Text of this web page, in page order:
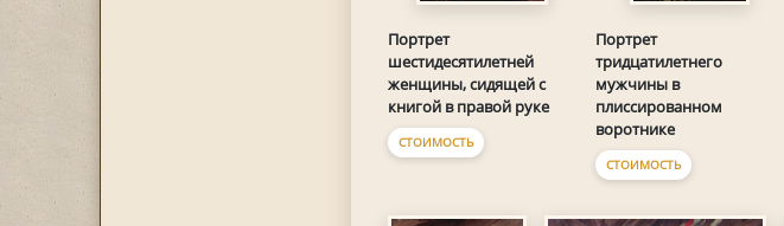
Портрет
шестидесятилетней
женщины, сидящей с
книгой в правой руке
СТОИМОСТЬ
Портрет
тридцатилетнего
мужчины в
плиссированном
воротнике
СТОИМОСТЬ